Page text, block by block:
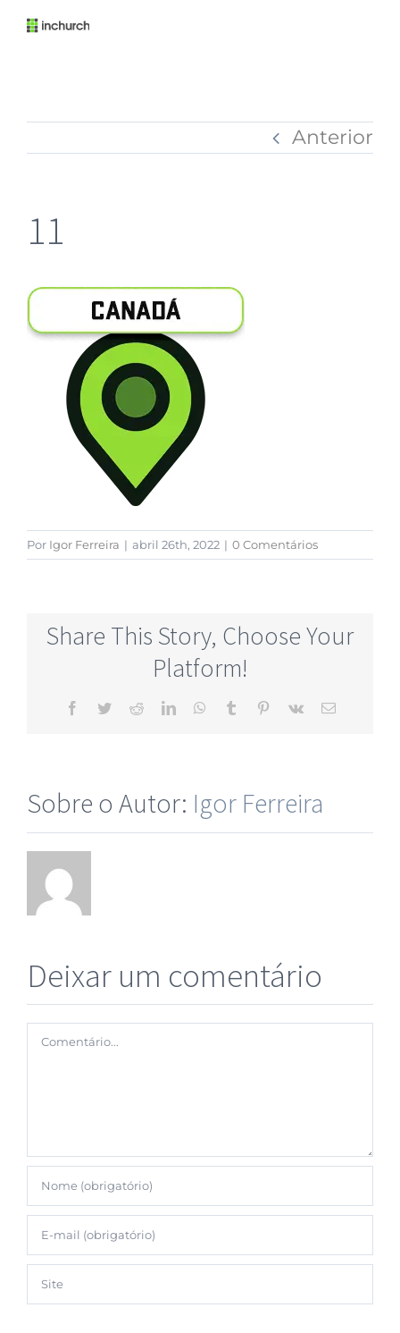
Anterior
11
Por Igor Ferreira | abril 26th, 2022 | 0 Comentários
Share This Story, Choose Your
Platform!
Sobre o Autor: Igor Ferreira
Deixar um comentário